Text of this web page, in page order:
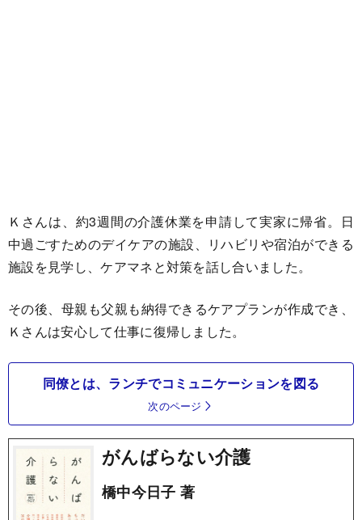
Ｋさんは、約3週間の介護休業を申請して実家に帰省。日
中過ごすためのデイケアの施設、リハビリや宿泊ができる
施設を見学し、ケアマネと対策を話し合いました。
その後、母親も父親も納得できるケアプランが作成でき、
Ｋさんは安心して仕事に復帰しました。
同僚とは、ランチでコミュニケーションを図る
次のページ
がんばらない介護
橋中今日子 著